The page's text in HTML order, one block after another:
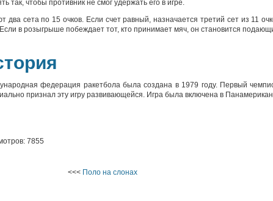
так, чтобы противник не смог удержать его в игре.
два сета по 15 очков. Если счет равный, назначается третий сет из 11
в розыгрыше побеждает тот, кто принимает мяч, он становится
федерация ракетбола была создана в 1979 году. Первый
признал эту игру развивающейся. Игра была включена в
7855
<<< Поло на слонах